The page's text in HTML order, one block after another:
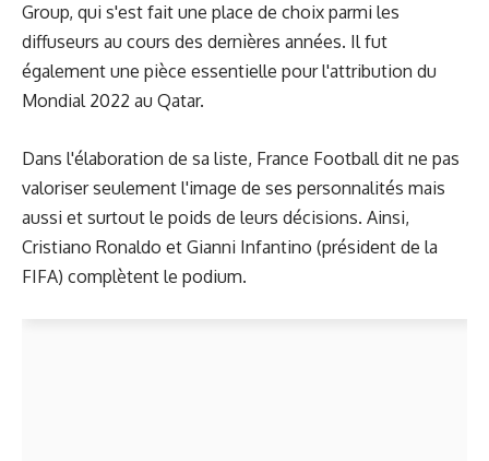
Group, qui s'est fait une place de choix parmi les
diffuseurs au cours des dernières années. Il fut
également une pièce essentielle pour l'attribution du
Mondial 2022 au Qatar.
Dans l'élaboration de sa liste, France Football dit ne pas
valoriser seulement l'image de ses personnalités mais
aussi et surtout le poids de leurs décisions. Ainsi,
Cristiano Ronaldo et Gianni Infantino (président de la
FIFA) complètent le podium.